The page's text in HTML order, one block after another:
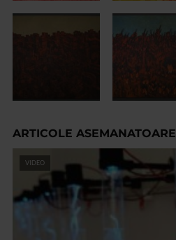
ARTICOLE ASEMANATOARE
VIDEO